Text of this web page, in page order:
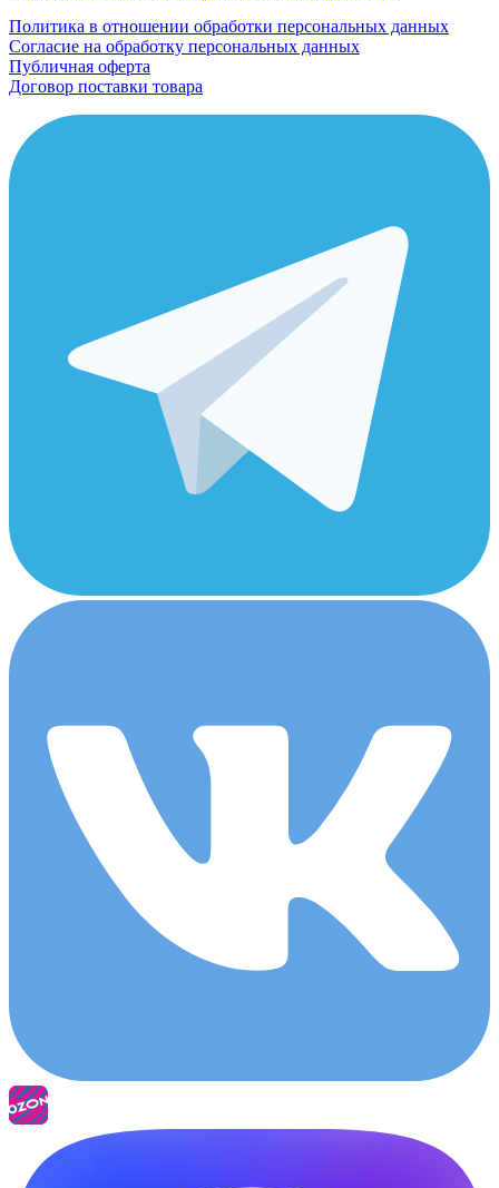
Политика в отношении обработки персональных данных
Согласие на обработку персональных данных
Публичная оферта
Договор поставки товара